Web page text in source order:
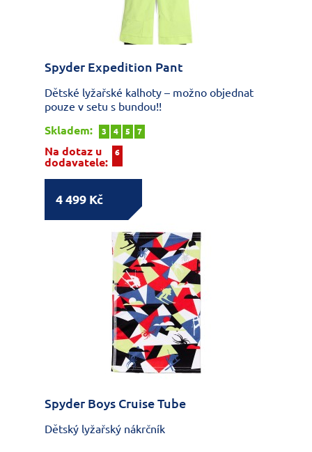
Spyder Expedition Pant
Dětské lyžařské kalhoty – možno objednat
pouze v setu s bundou!!
Skladem:
3 4 5 7
Na dotaz u
dodavatele:
6
4 499 Kč
Spyder Boys Cruise Tube
Dětský lyžařský nákrčník